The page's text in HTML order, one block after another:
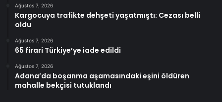
Ağustos 7, 2026
Kargocuya trafikte dehşeti yaşatmıştı: Cezası belli
oldu
Ağustos 7, 2026
65 firari Türkiye’ye iade edildi
Ağustos 7, 2026
Adana’da boşanma aşamasındaki eşini öldüren
mahalle bekçisi tutuklandı